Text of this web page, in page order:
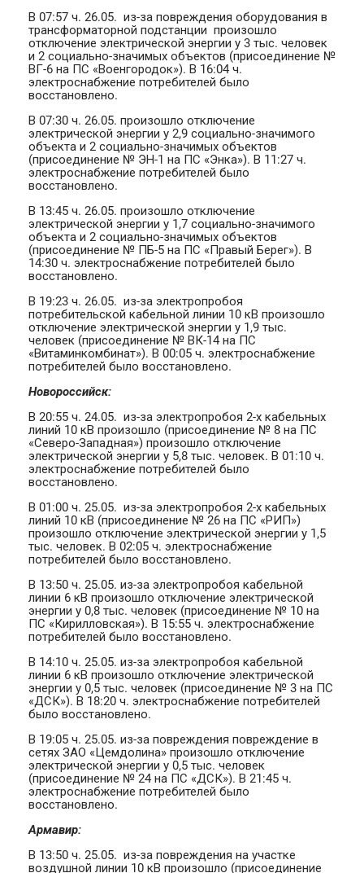
В 07:57 ч. 26.05. из-за повреждения оборудования в
трансформаторной подстанции произошло
отключение электрической энергии у 3 тыс. человек
и 2 социально-значимых объектов (присоединение №
ВГ-6 на ПС «Военгородок»). В 16:04 ч.
электроснабжение потребителей было
восстановлено.
В 07:30 ч. 26.05. произошло отключение
электрической энергии у 2,9 социально-значимого
объекта и 2 социально-значимых объектов
(присоединение № ЭН-1 на ПС «Энка»). В 11:27 ч.
электроснабжение потребителей было
восстановлено.
В 13:45 ч. 26.05. произошло отключение
электрической энергии у 1,7 социально-значимого
объекта и 2 социально-значимых объектов
(присоединение № ПБ-5 на ПС «Правый Берег»). В
14:30 ч. электроснабжение потребителей было
восстановлено.
В 19:23 ч. 26.05. из-за электропробоя
потребительской кабельной линии 10 кВ произошло
отключение электрической энергии у 1,9 тыс.
человек (присоединение № ВК-14 на ПС
«Витаминкомбинат»). В 00:05 ч. электроснабжение
потребителей было восстановлено.
Новороссийск:
В 20:55 ч. 24.05. из-за электропробоя 2-х кабельных
линий 10 кВ произошло (присоединение № 8 на ПС
«Северо-Западная») произошло отключение
электрической энергии у 5,8 тыс. человек. В 01:10 ч.
электроснабжение потребителей было
восстановлено.
В 01:00 ч. 25.05. из-за электропробоя 2-х кабельных
линий 10 кВ (присоединение № 26 на ПС «РИП»)
произошло отключение электрической энергии у 1,5
тыс. человек. В 02:05 ч. электроснабжение
потребителей было восстановлено.
В 13:50 ч. 25.05. из-за электропробоя кабельной
линии 6 кВ произошло отключение электрической
энергии у 0,8 тыс. человек (присоединение № 10 на
ПС «Кирилловская»). В 15:55 ч. электроснабжение
потребителей было восстановлено.
В 14:10 ч. 25.05. из-за электропробоя кабельной
линии 6 кВ произошло отключение электрической
энергии у 0,5 тыс. человек (присоединение № 3 на ПС
«ДСК»). В 18:20 ч. электроснабжение потребителей
было восстановлено.
В 19:05 ч. 25.05. из-за повреждения повреждение в
сетях ЗАО «Цемдолина» произошло отключение
электрической энергии у 0,5 тыс. человек
(присоединение № 24 на ПС «ДСК»). В 21:45 ч.
электроснабжение потребителей было
восстановлено.
Армавир:
В 13:50 ч. 25.05. из-за повреждения на участке
воздушной линии 10 кВ произошло (присоединение